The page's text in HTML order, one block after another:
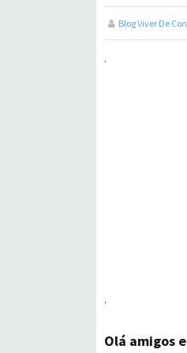
Blog Viver De
.
.
Olá amigos